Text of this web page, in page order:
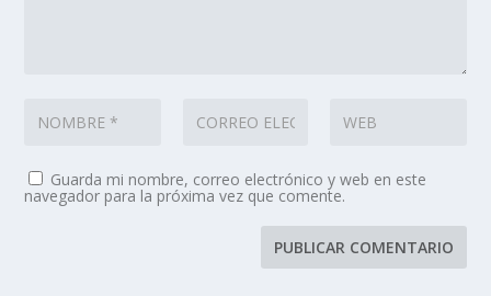
Guarda mi nombre, correo electrónico y web en este
navegador para la próxima vez que comente.